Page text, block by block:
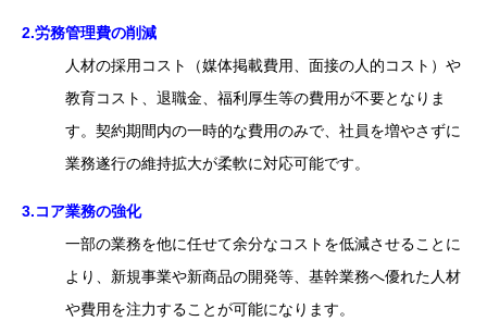
2.労務管理費の削減
人材の採用コスト（媒体掲載費用、面接の人的コスト）や
教育コスト、退職金、福利厚生等の費用が不要となりま
す。契約期間内の一時的な費用のみで、社員を増やさずに
業務遂行の維持拡大が柔軟に対応可能です。
3.コア業務の強化
一部の業務を他に任せて余分なコストを低減させることに
より、新規事業や新商品の開発等、基幹業務へ優れた人材
や費用を注力することが可能になります。